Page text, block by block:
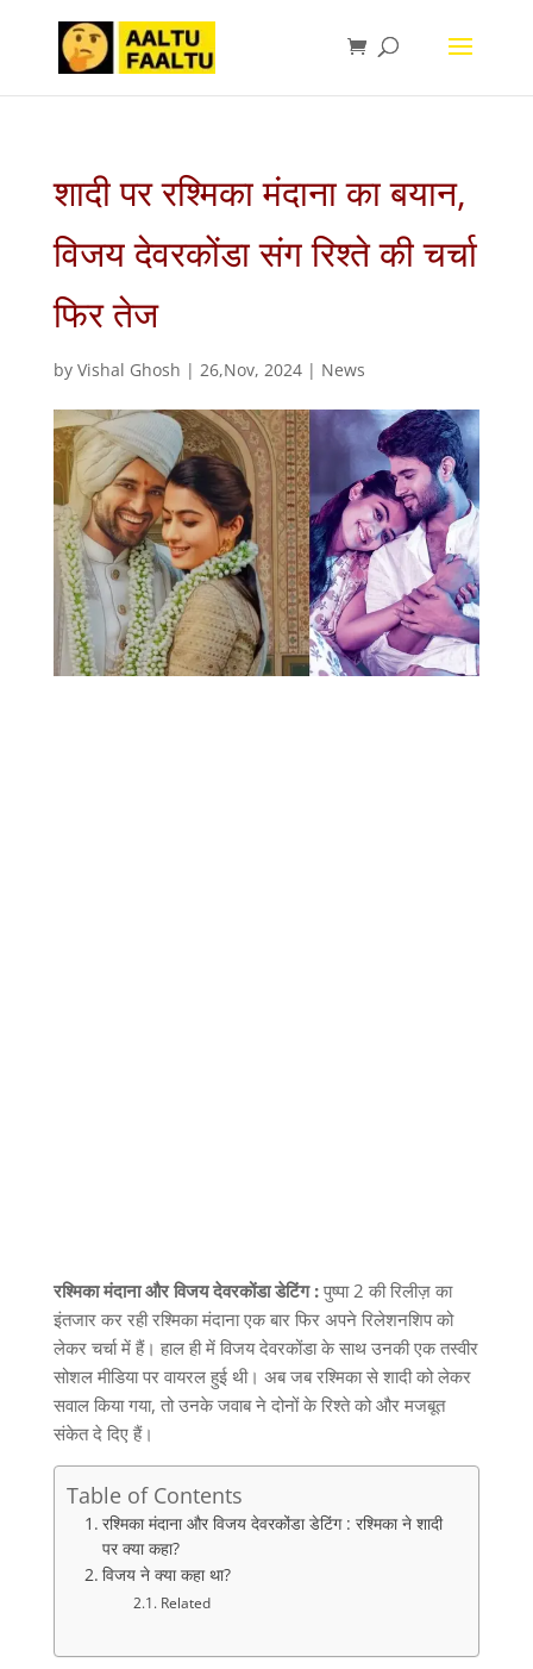
शादी पर रश्मिका मंदाना का बयान,
विजय देवरकोंडा संग रिश्ते की चर्चा
फिर तेज
by Vishal Ghosh | 26,Nov, 2024| News
रश्मिका मंदाना और विजय देवरकोंडा डेटिंग : पुष्पा2 की रिलीज़ का
इंतजार कर रही रश्मिका मंदाना एक बार फिर अपने रिलेशनशिप को
लेकर चर्चा में हैं। हाल ही में विजय देवरकोंडा के साथ उनकी एक तस्वीर
सोशल मीडिया पर वायरल हुई थी। अब जब रश्मिका से शादी को लेकर
सवाल किया गया, तो उनके जवाब ने दोनों के रिश्ते को और मजबूत
संकेत दे दिए हैं।
Table of Contents
रश्मिका मंदाना और विजय देवरकोंडा डेटिंग : रश्मिका ने शादी
पर क्या कहा?
विजय ने क्या कहा था?
Related